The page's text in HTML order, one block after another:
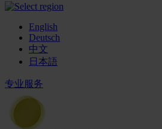
English
Deutsch
中文
日本語
专业服务